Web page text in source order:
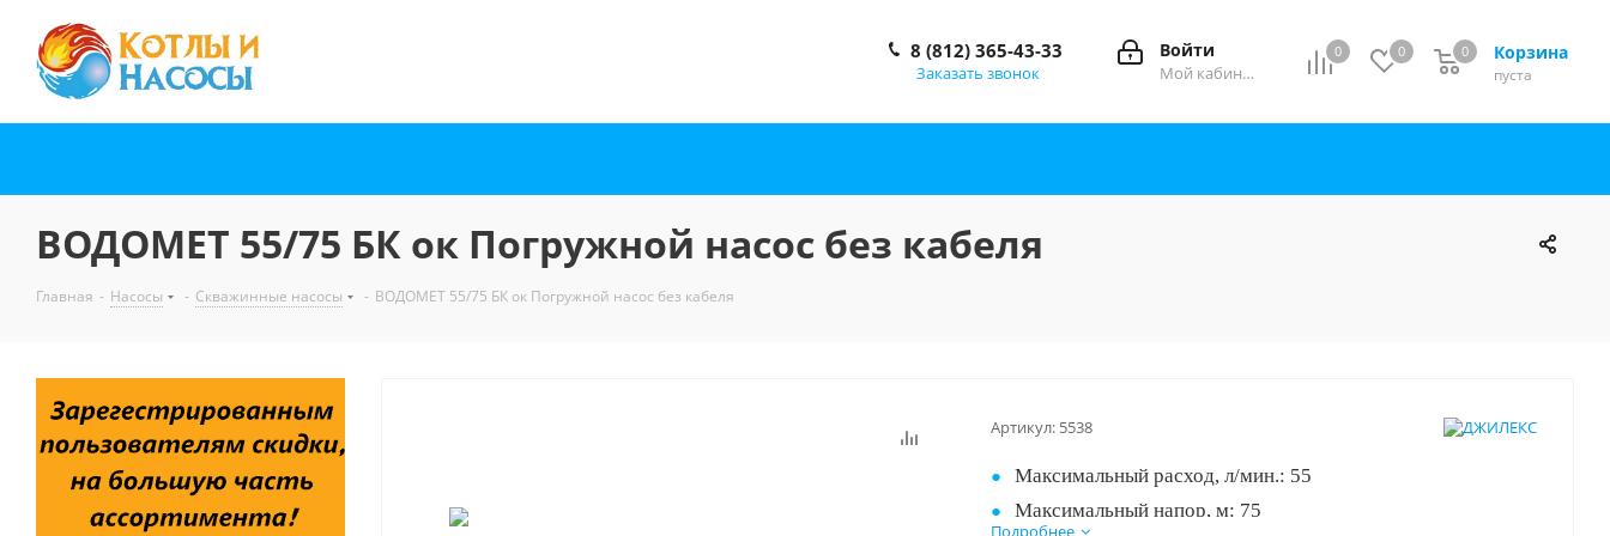
0 0 Корзина
0
пуста
0
Войти
Мой кабинет
8 (812) 365-43-33
Заказать звонок
ВОДОМЕТ 55/75 БК ок Погружной насос без кабеля
Главная - Насосы - Скважинные насосы - ВОДОМЕТ 55/75 БК ок Погружной насос без кабеля
Артикул: 5538
Максимальный расход, л/мин.: 55
Максимальный напор, м: 75
Подробнее